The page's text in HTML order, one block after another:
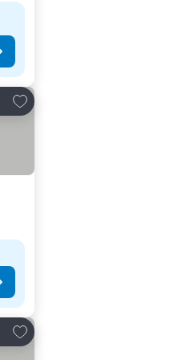
ア
お気に入りに追加
ア
お気に入りに追加